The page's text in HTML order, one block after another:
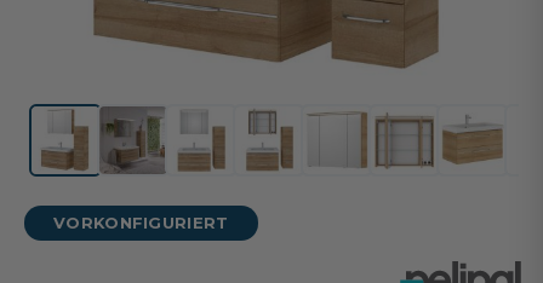
VORKONFIGURIERT